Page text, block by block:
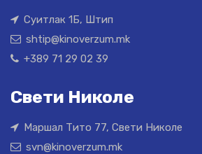
Суитлак 1Б, Штип
shtip@kinoverzum.mk
+389 71 29 02 39
Свети Николе
Маршал Тито 77, Свети Николе
svn@kinoverzum.mk